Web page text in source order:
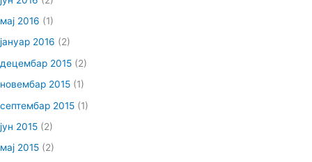
мај 2016 (1)
јануар 2016 (2)
децембар 2015 (2)
новембар 2015 (1)
септембар 2015 (1)
јун 2015 (2)
мај 2015 (2)